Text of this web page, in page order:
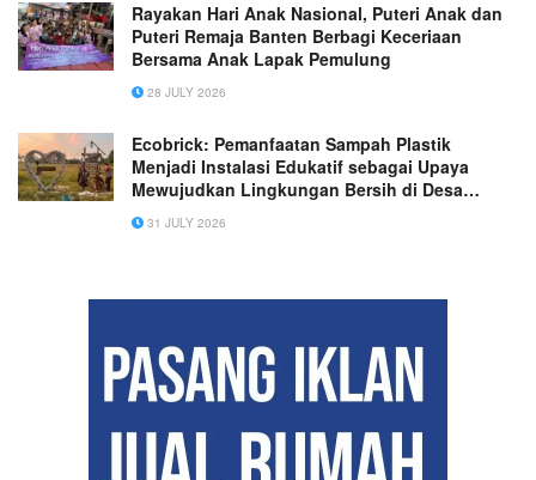
Rayakan Hari Anak Nasional, Puteri Anak dan
Puteri Remaja Banten Berbagi Keceriaan
Bersama Anak Lapak Pemulung
28 JULY 2026
Ecobrick: Pemanfaatan Sampah Plastik
Menjadi Instalasi Edukatif sebagai Upaya
Mewujudkan Lingkungan Bersih di Desa
Sukakarsa
31 JULY 2026